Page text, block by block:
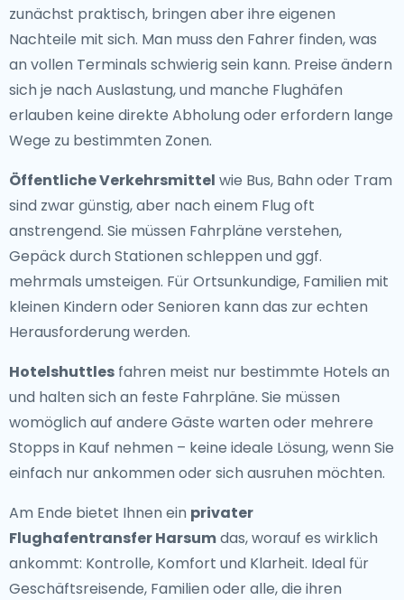
zunächst praktisch, bringen aber ihre eigenen
Nachteile mit sich. Man muss den Fahrer finden, was
an vollen Terminals schwierig sein kann. Preise ändern
sich je nach Auslastung, und manche Flughäfen
erlauben keine direkte Abholung oder erfordern lange
Wege zu bestimmten Zonen.
Öffentliche Verkehrsmittel wie Bus, Bahn oder Tram
sind zwar günstig, aber nach einem Flug oft
anstrengend. Sie müssen Fahrpläne verstehen,
Gepäck durch Stationen schleppen und ggf.
mehrmals umsteigen. Für Ortsunkundige, Familien mit
kleinen Kindern oder Senioren kann das zur echten
Herausforderung werden.
Hotelshuttles fahren meist nur bestimmte Hotels an
und halten sich an feste Fahrpläne. Sie müssen
womöglich auf andere Gäste warten oder mehrere
Stopps in Kauf nehmen – keine ideale Lösung, wenn Sie
einfach nur ankommen oder sich ausruhen möchten.
Am Ende bietet Ihnen ein privater
Flughafentransfer Harsumdas, worauf es wirklich
ankommt: Kontrolle, Komfort und Klarheit. Ideal für
Geschäftsreisende, Familien oder alle, die ihren